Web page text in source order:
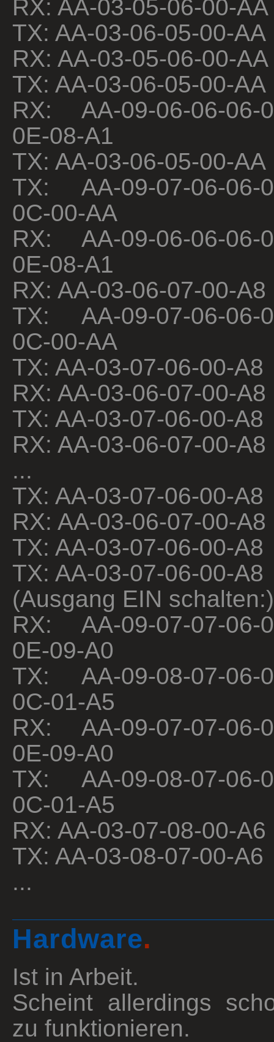
RX: AA-03-05-06-00-AA
TX: AA-03-06-05-00-AA
RX: AA-03-05-06-00-AA
TX: AA-03-06-05-00-AA
RX: AA-09-06-06-06-
0E-08-A1
TX: AA-03-06-05-00-AA
TX: AA-09-07-06-06-
0C-00-AA
RX: AA-09-06-06-06-
0E-08-A1
RX: AA-03-06-07-00-A8
TX: AA-09-07-06-06-
0C-00-AA
TX: AA-03-07-06-00-A8
RX: AA-03-06-07-00-A8
TX: AA-03-07-06-00-A8
RX: AA-03-06-07-00-A8
...
TX: AA-03-07-06-00-A8
RX: AA-03-06-07-00-A8
TX: AA-03-07-06-00-A8
TX: AA-03-07-06-00-A8
(Ausgang EIN schalten:)
RX: AA-09-07-07-06-
0E-09-A0
TX: AA-09-08-07-06-
0C-01-A5
RX: AA-09-07-07-06-
0E-09-A0
TX: AA-09-08-07-06-
0C-01-A5
RX: AA-03-07-08-00-A6
TX: AA-03-08-07-00-A6
...
Hardware.
Ist in Arbeit.
Scheint allerdings
zu funktionieren.